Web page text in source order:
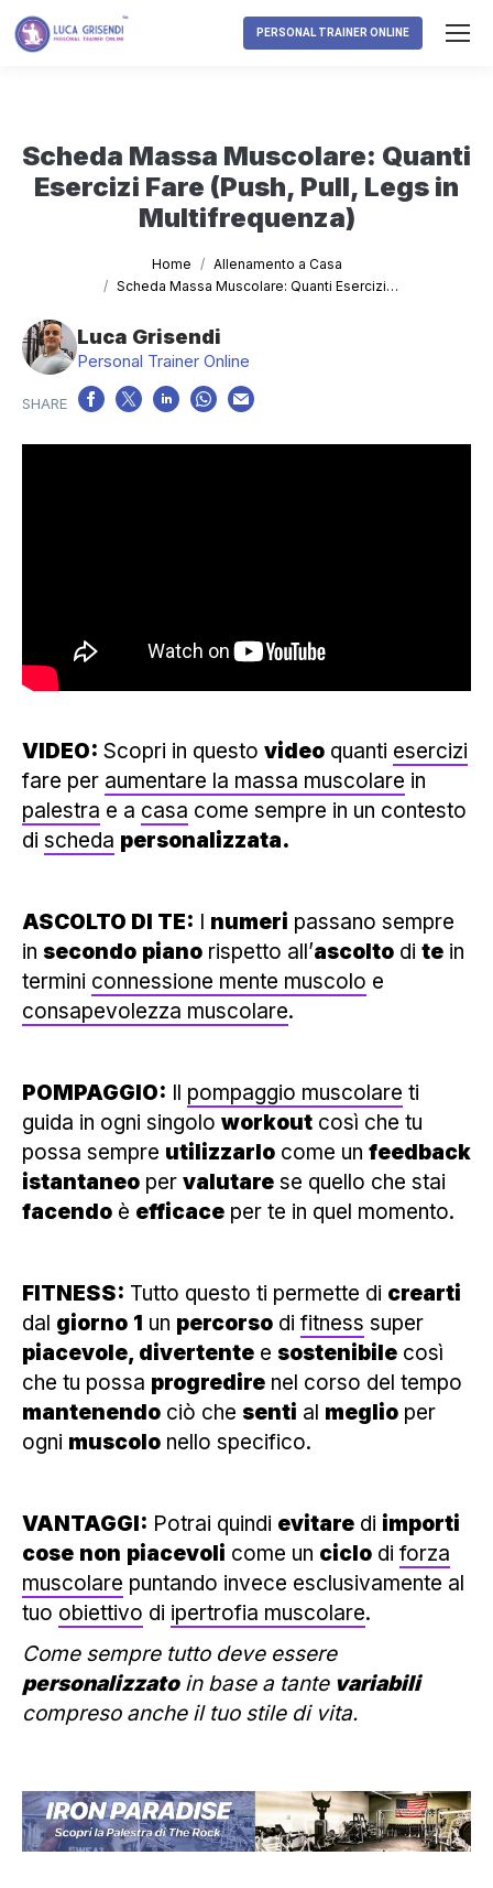
PERSONAL TRAINER ONLINE
Scheda Massa Muscolare: Quanti
Esercizi Fare (Push, Pull, Legs in
Multifrequenza)
Home
Allenamento a Casa
Scheda Massa Muscolare: Quanti Esercizi…
Luca Grisendi
Personal Trainer Online
VIDEO: Scopri in questo video quanti esercizi
fare per aumentare la massa muscolare in
palestra e a casa come sempre in un contesto
di scheda personalizzata.
ASCOLTO DI TE: I numeri passano sempre
in secondo piano rispetto all’ascolto di te in
termini connessione mente muscolo e
consapevolezza muscolare.
POMPAGGIO: Il pompaggio muscolare ti
guida in ogni singolo workout così che tu
possa sempre utilizzarlo come un feedback
istantaneo per valutare se quello che stai
facendo è efficace per te in quel momento.
FITNESS: Tutto questo ti permette di crearti
dal giorno 1 un percorso di fitness super
piacevole, divertente e sostenibile così
che tu possa progredire nel corso del tempo
mantenendo ciò che senti al meglio per
ogni muscolo nello specifico.
VANTAGGI: Potrai quindi evitare di importi
cose non piacevoli come un ciclo di forza
muscolare puntando invece esclusivamente al
tuo obiettivo di ipertrofia muscolare.
Come sempre tutto deve essere
personalizzatoin base a tante variabili
compreso anche il tuo stile di vita.